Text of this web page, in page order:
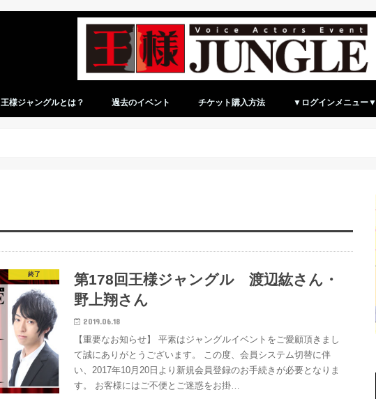
王様ジャングルとは？ 過去のイベント チケット購入方法 ▼ログインメニュー▼
終了
第178回王様ジャングル 渡辺紘さん・
野上翔さん
2019.06.18
【重要なお知らせ】 平素はジャングルイベントをご愛顧頂きまし
て誠にありがとうございます。 この度、会員システム切替に伴
い、2017年10月20日より新規会員登録のお手続きが必要となりま
す。 お客様にはご不便とご迷惑をお掛…